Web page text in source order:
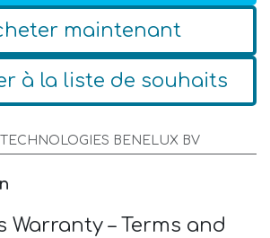
maintenant
à la liste de souhaits
TECHNOLOGIES BENELUX BV
Warranty – Terms and